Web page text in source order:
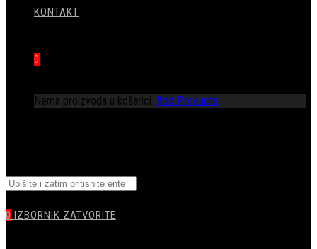
KONTAKT
0
Nema proizvoda u košarici. Add Products
WEBSITE
Pretražite
ovu
web
stranicu
0 IZBORNIK ZATVORITE